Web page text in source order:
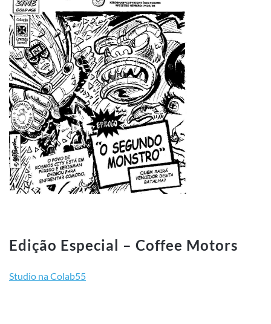
Edição Especial – Coffee Motors
Studio na Colab55